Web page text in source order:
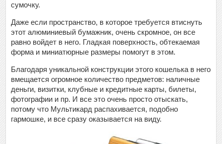
сумочку.
Даже если пространство, в которое требуется втиснуть
этот алюминиевый бумажник, очень скромное, он все
равно войдет в него. Гладкая поверхность, обтекаемая
форма и миниатюрные размеры помогут в этом.
Благодаря уникальной конструкции этого кошелька в него
вмещается огромное количество предметов: наличные
деньги, визитки, клубные и кредитные карты, билеты,
фотографии и пр. И все это очень просто отыскать,
потому что Мультикард распахивается, подобно
гармошке, и все сразу оказывается на виду.